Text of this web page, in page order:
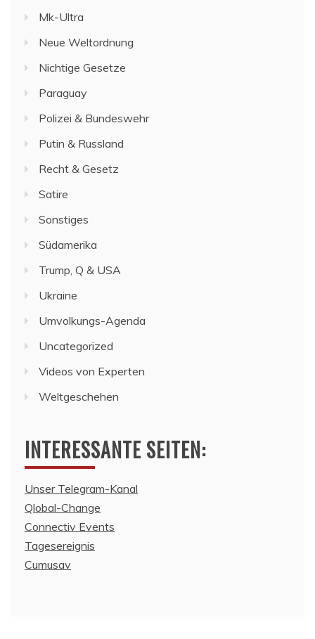
Mk-Ultra
Neue Weltordnung
Nichtige Gesetze
Paraguay
Polizei & Bundeswehr
Putin & Russland
Recht & Gesetz
Satire
Sonstiges
Südamerika
Trump, Q & USA
Ukraine
Umvolkungs-Agenda
Uncategorized
Videos von Experten
Weltgeschehen
INTERESSANTE SEITEN:
Unser Telegram-Kanal
Qlobal-Change
Connectiv Events
Tagesereignis
Cumusav